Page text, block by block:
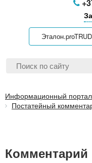
Эталон.proTRUD
Информационный
Постатейный
Комментарий